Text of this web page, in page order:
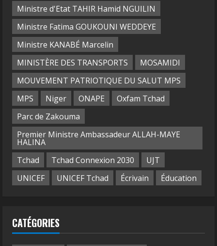
Ministre d'Etat TAHIR Hamid NGUILIN
Ministre Fatima GOUKOUNI WEDDEYE
Ministre KANABÉ Marcelin
MINISTÈRE DES TRANSPORTS
MOSAMIDI
MOUVEMENT PATRIOTIQUE DU SALUT MPS
MPS
Niger ONAPE
Oxfam Tchad
Parc de Zakouma
Premier Ministre Ambassadeur ALLAH-MAYE
HALINA
Tchad
Tchad Connexion 2030
UJT
UNICEF
UNICEF Tchad Écrivain Éducation
CATÉGORIES